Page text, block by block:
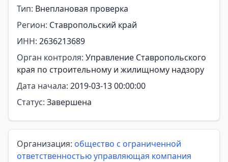
Тип: Внеплановая проверка
Регион: Ставропольский край
ИНН: 2636213689
Орган контроля: Управление Ставропольского
края по строительному и жилищному надзору
Дата начала: 2019-03-13 00:00:00
Статус: Завершена
Организация: общество с ограниченной
ответственностью управляющая компания